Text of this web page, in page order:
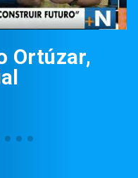
Ortúzar,